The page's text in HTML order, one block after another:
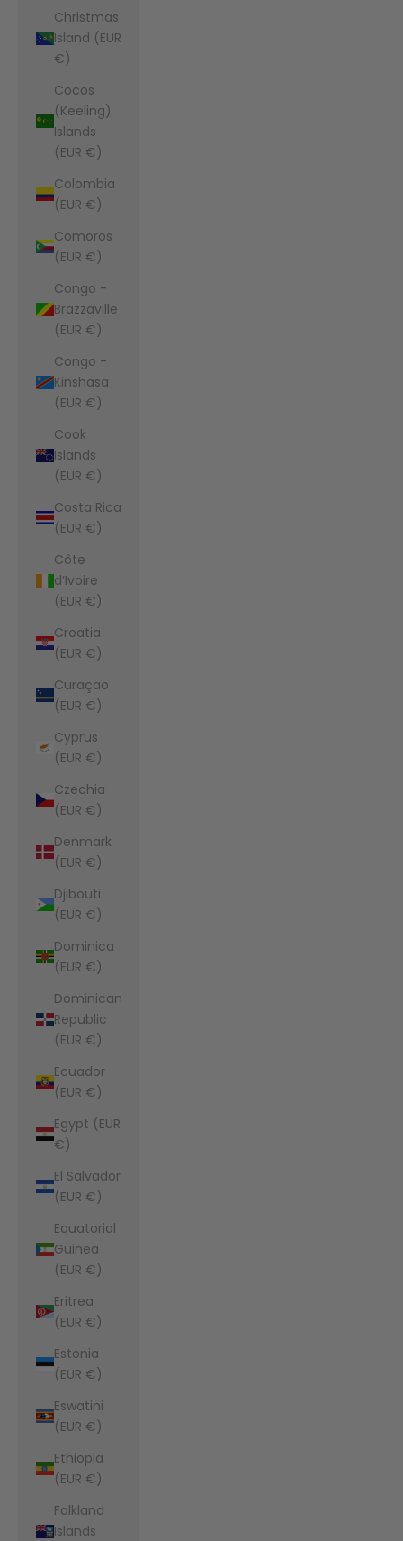
Christmas
Island (EUR
€)
Cocos
(Keeling)
Islands
(EUR €)
Colombia
(EUR €)
Comoros
(EUR €)
Congo -
Brazzaville
(EUR €)
Congo -
Kinshasa
(EUR €)
Cook
Islands
(EUR €)
Costa Rica
(EUR €)
Côte
d’Ivoire
(EUR €)
Croatia
(EUR €)
Curaçao
(EUR €)
Cyprus
(EUR €)
Czechia
(EUR €)
Denmark
(EUR €)
Djibouti
(EUR €)
Dominica
(EUR €)
Dominican
Republic
(EUR €)
Ecuador
(EUR €)
Egypt (EUR
€)
El Salvador
(EUR €)
Equatorial
Guinea
(EUR €)
Eritrea
(EUR €)
Estonia
(EUR €)
Eswatini
(EUR €)
Ethiopia
(EUR €)
Falkland
Islands